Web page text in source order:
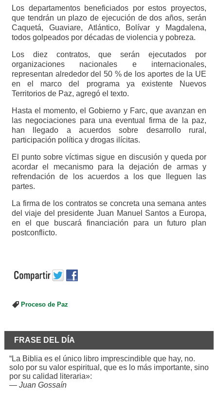
Los departamentos beneficiados por estos proyectos,
que tendrán un plazo de ejecución de dos años, serán
Caquetá, Guaviare, Atlántico, Bolívar y Magdalena,
todos golpeados por décadas de violencia y pobreza.
Los diez contratos, que serán ejecutados por
organizaciones nacionales e internacionales,
representan alrededor del 50 % de los aportes de la UE
en el marco del programa ya existente Nuevos
Territorios de Paz, agregó el texto.
Hasta el momento, el Gobierno y Farc, que avanzan en
las negociaciones para una eventual firma de la paz,
han llegado a acuerdos sobre desarrollo rural,
participación política y drogas ilícitas.
El punto sobre víctimas sigue en discusión y queda por
acordar el mecanismo para la dejación de armas y
refrendación de los acuerdos a los que lleguen las
partes.
La firma de los contratos se concreta una semana antes
del viaje del presidente Juan Manuel Santos a Europa,
en el que buscará financiación para un futuro plan
postconflicto.
Proceso de Paz
FRASE DEL DÍA
“La Biblia es el único libro imprescindible que hay, no.
solo por su valor espiritual, que es lo más importante, sino
por su calidad literaria»:
— Juan Gossaín